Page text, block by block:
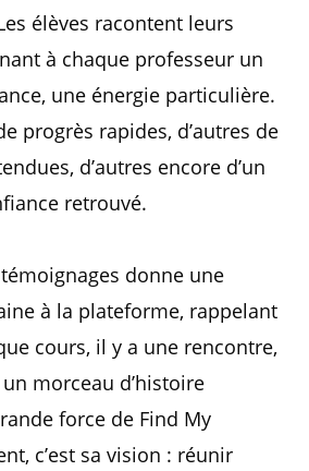
élèves racontent leurs
à chaque professeur un
une énergie particulière.
progrès rapides, d’autres de
d’autres encore d’un
retrouvé.
donne une
à la plateforme, rappelant
cours, il y a une rencontre,
morceau d’histoire
force de Find My
c’est sa vision : réunir